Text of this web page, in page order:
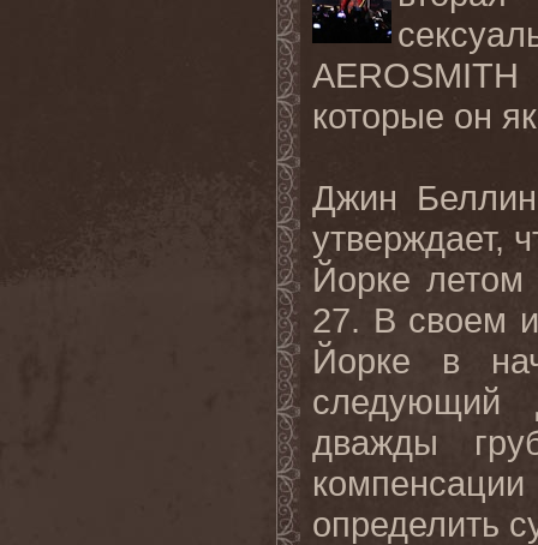
AEROSMITH
которые он
Джин
утверждает,
Йорке
27. В своем
Йорке в
следующий
дважды
определить